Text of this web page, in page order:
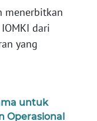
menerbitkan
dari
yang
untuk
Operasional